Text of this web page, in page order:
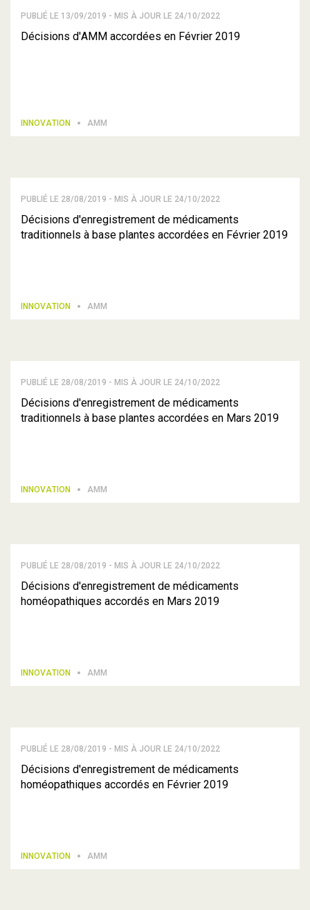
PUBLIÉ LE 13/09/2019 - MIS À JOUR LE 24/10/2022
Décisions d'AMM accordées en Février 2019
INNOVATION AMM
PUBLIÉ LE 28/08/2019 - MIS À JOUR LE 24/10/2022
Décisions d'enregistrement de médicaments
traditionnels à base plantes accordées en Février 2019
INNOVATION AMM
PUBLIÉ LE 28/08/2019 - MIS À JOUR LE 24/10/2022
Décisions d'enregistrement de médicaments
traditionnels à base plantes accordées en Mars 2019
INNOVATION AMM
PUBLIÉ LE 28/08/2019 - MIS À JOUR LE 24/10/2022
Décisions d'enregistrement de médicaments
homéopathiques accordés en Mars 2019
INNOVATION AMM
PUBLIÉ LE 28/08/2019 - MIS À JOUR LE 24/10/2022
Décisions d'enregistrement de médicaments
homéopathiques accordés en Février 2019
INNOVATION AMM